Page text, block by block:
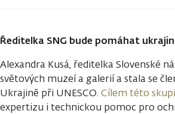
Ředitelka SNG bude pomáhat
Alexandra Kusá, ředitelka Slovenské
světových muzeí a galerií a stala se
Ukrajině při UNESCO. Cílem této
expertizu i technickou pomoc pro